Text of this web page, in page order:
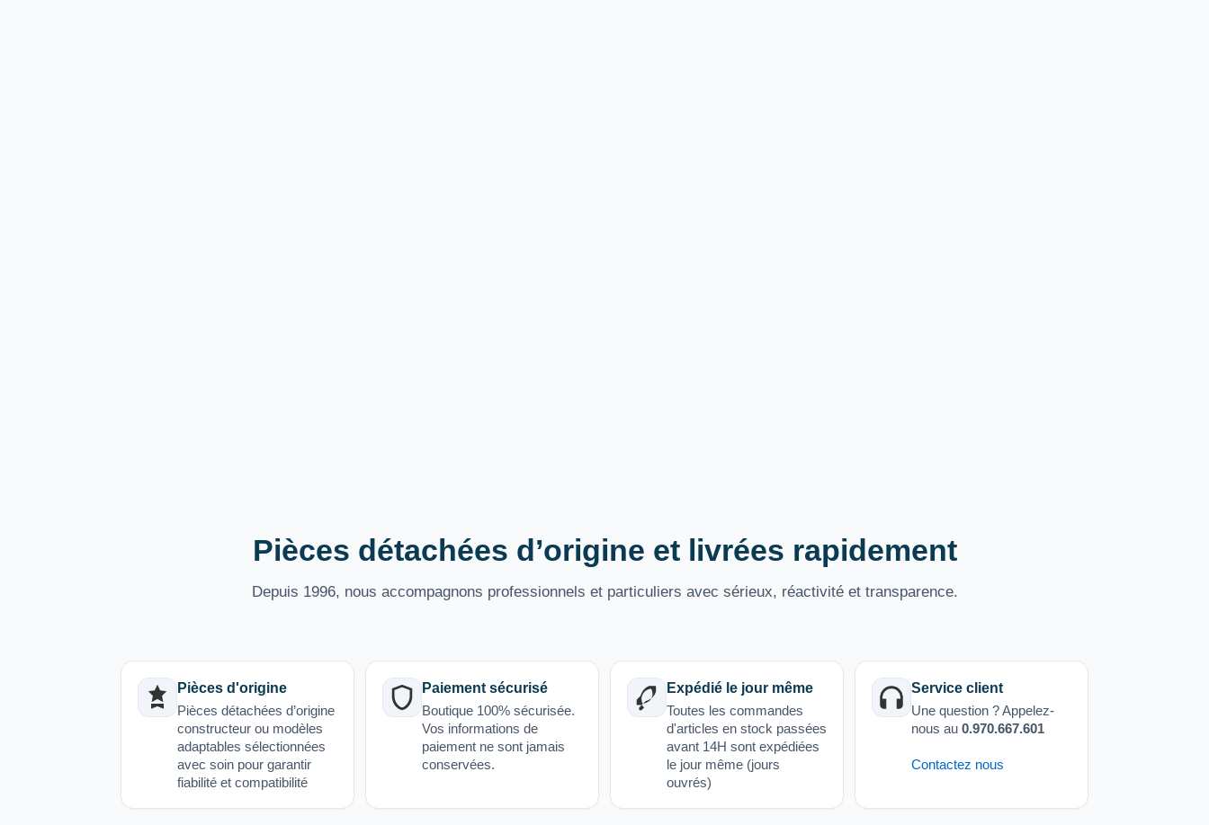
Pièces détachées d’origine et livrées rapidement
Depuis 1996, nous accompagnons professionnels et particuliers avec sérieux, réactivité et transparence.
Pièces d'origine
Pièces détachées d’origine
constructeur ou modèles
adaptables sélectionnées
avec soin pour garantir
fiabilité et compatibilité
Paiement sécurisé
Boutique 100% sécurisée.
Vos informations de
paiement ne sont jamais
conservées.
Expédié le jour même
Toutes les commandes
d'articles en stock passées
avant 14H sont expédiées
le jour même (jours
ouvrés)
Service client
Une question ? Appelez-
nous au 0.970.667.601
Contactez nous